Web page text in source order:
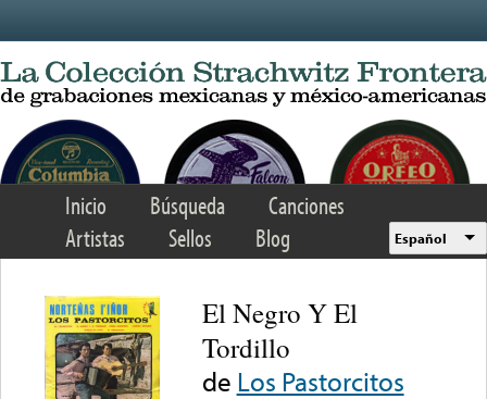
Inicio Búsqueda
Canciones
Artistas
Sellos Blog Español
El Negro Y El
Tordillo
de Los Pastorcitos